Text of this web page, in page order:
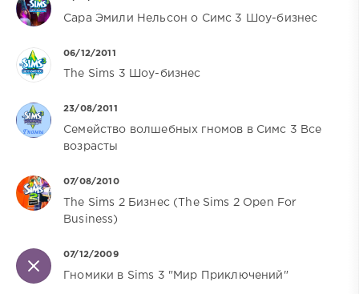
Сара Эмили Нельсон о Симс 3 Шоу-бизнес
06/12/2011
The Sims 3 Шоу-бизнес
23/08/2011
Семейство волшебных гномов в Симс 3 Все
возрасты
07/08/2010
The Sims 2 Бизнес (The Sims 2 Open For
Business)
07/12/2009
Гномики в Sims 3 "Мир Приключений"